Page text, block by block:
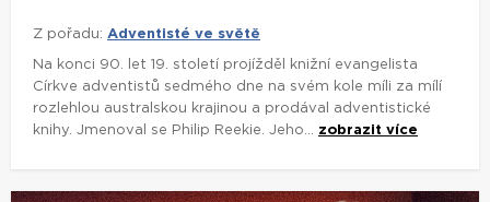
Z pořadu: Adventisté ve světě
Na konci 90. let 19. století projížděl knižní evangelista
Církve adventistů sedmého dne na svém kole míli za mílí
rozlehlou australskou krajinou a prodával adventistické
knihy. Jmenoval se Philip Reekie. Jeho... zobrazit více